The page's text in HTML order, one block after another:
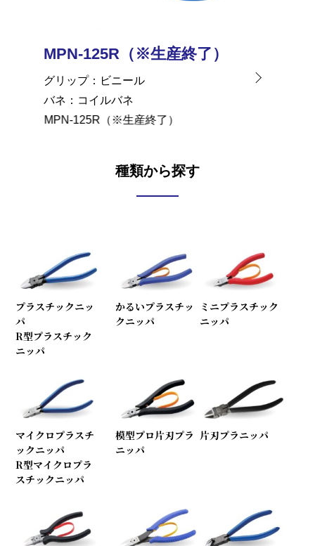
MPN-125R（※生産終了）
グリップ
ビニール
バネ
コイルバネ
MPN-125R（※生産終了）
種類から探す
プラスチックニッ
パ
R型プラスチック
ニッパ
かるいプラスチッ
クニッパ
ミニプラスチック
ニッパ
マイクロプラスチ
ックニッパ
R型マイクロプラ
スチックニッパ
模型プロ片刃プラ
ニッパ
片刃プラニッパ